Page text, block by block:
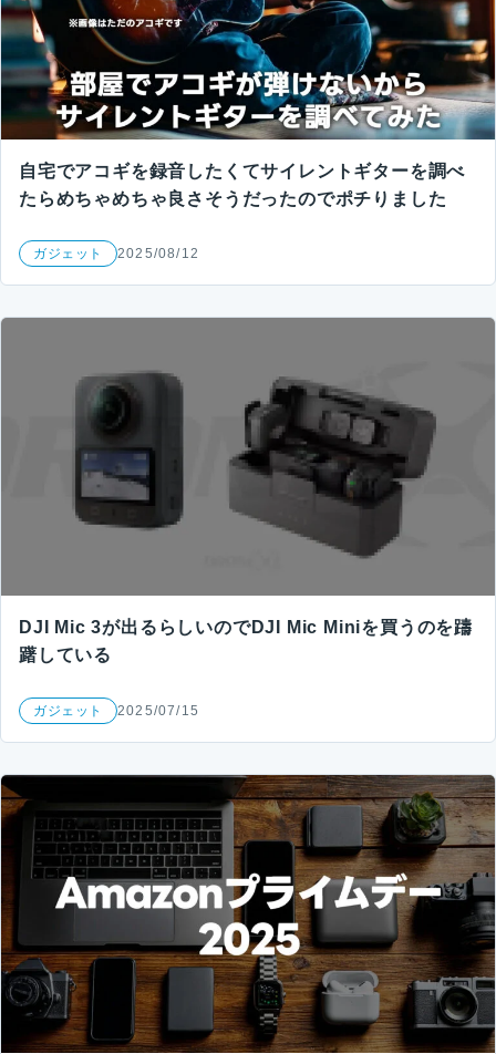
自宅でアコギを録音したくてサイレントギターを調べ
たらめちゃめちゃ良さそうだったのでポチりました
ガジェット 2025/08/12
DJI Mic 3が出るらしいのでDJI Mic Miniを買うのを躊
躇している
ガジェット 2025/07/15